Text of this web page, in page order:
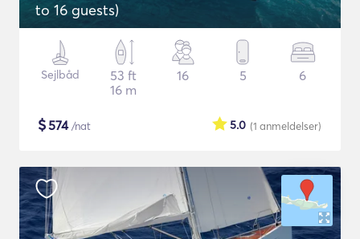
to 16 guests)
Sejlbåd
53 ft
16 m
16 5 6
$574/nat (1 anmeldelser)
5.0